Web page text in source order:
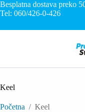
Skip
to
Besplatna dostava preko
Tel: 060/426-0-426
Keel
Početna / Keel